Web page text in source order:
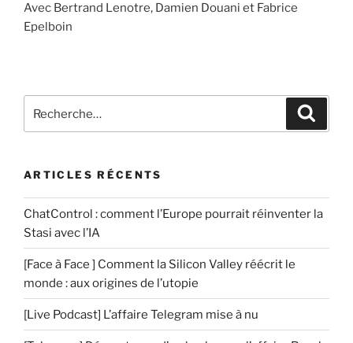
Avec Bertrand Lenotre, Damien Douani et Fabrice
Epelboin
pour
ARTICLES RÉCENTS
ChatControl : comment l’Europe pourrait réinventer la
Stasi avec l’IA
[Face à Face ] Comment la Silicon Valley réécrit le
monde : aux origines de l’utopie
[Live Podcast] L’affaire Telegram mise à nu